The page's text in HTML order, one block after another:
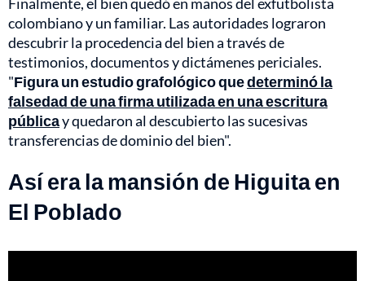
colombiano y un familiar. Las autoridades lograron
descubrir la procedencia del bien a través de
testimonios, documentos y dictámenes periciales.
"Figura un estudio grafológico quedeterminó la
falsedad de una firma utilizada en una escritura
públicay quedaron al descubierto las sucesivas
transferencias de dominio del bien".
Así era la mansión de Higuita en
El Poblado